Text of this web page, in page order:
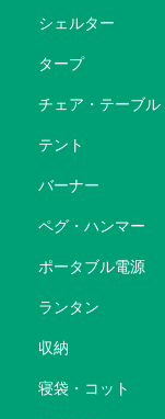
シェルター
タープ
チェア・テーブル
テント
バーナー
ペグ・ハンマー
ポータブル電源
ランタン
収納
寝袋・コット